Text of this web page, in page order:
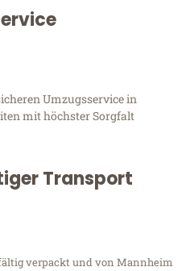
Umzugsservice in
mit höchster Sorgfalt
Transport
verpackt und von Mannheim